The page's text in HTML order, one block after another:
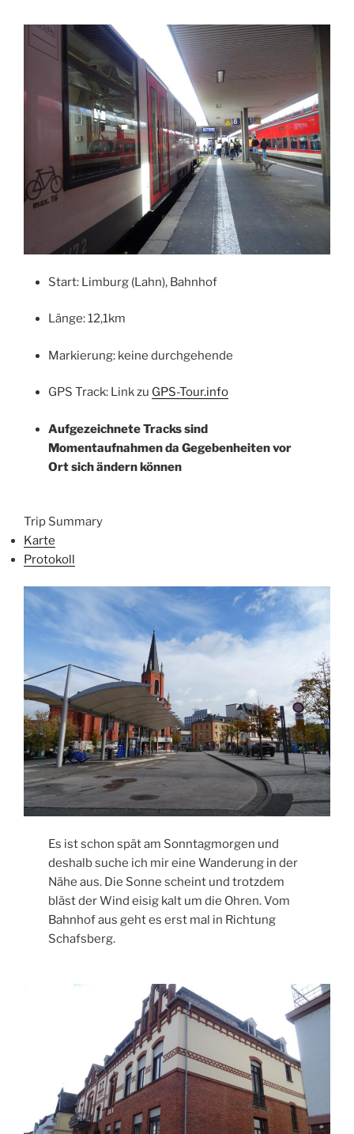
Start: Limburg (Lahn), Bahnhof
Länge: 12,1km
Markierung: keine durchgehende
GPS Track: Link zu GPS-Tour.info
Aufgezeichnete Tracks sind
Momentaufnahmen da Gegebenheiten vor
Ort sich ändern können
Trip Summary
Karte
Protokoll
Es ist schon spät am Sonntagmorgen und
deshalb suche ich mir eine Wanderung in der
Nähe aus. Die Sonne scheint und trotzdem
bläst der Wind eisig kalt um die Ohren. Vom
Bahnhof aus geht es erst mal in Richtung
Schafsberg.